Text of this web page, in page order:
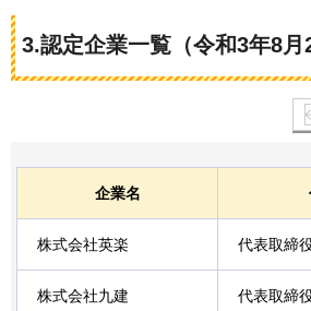
3.認定企業一覧（令和3年8月
企業名
株式会社英楽 代表取締
株式会社九建 代表取締